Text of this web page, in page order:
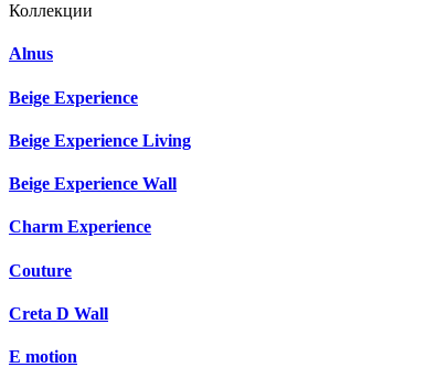
Коллекции
Alnus
Beige Experience
Beige Experience Living
Beige Experience Wall
Charm Experience
Couture
Creta D Wall
E motion